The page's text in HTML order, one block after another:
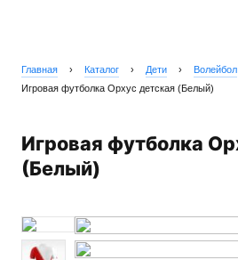
Главная › Каталог › Дети › Волейбол
Игровая футболка Орхус детская (Белый)
Игровая футболка Орхус детская
(Белый)